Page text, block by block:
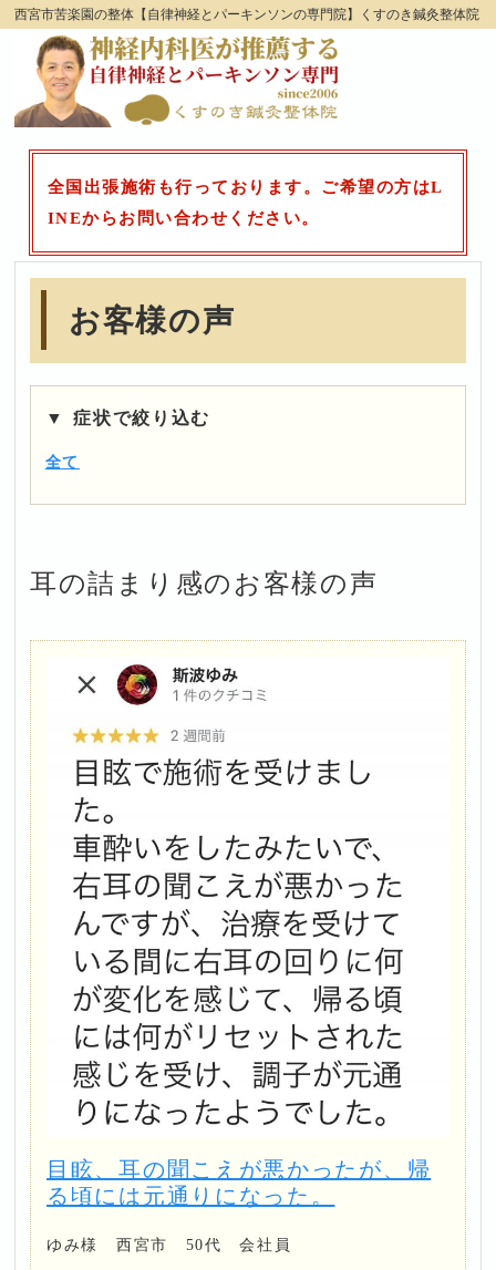
西宮市苦楽園の整体【自律神経とパーキンソンの専門院】くすのき鍼灸整体院
全国出張施術も行っております。ご希望の方はL
INEからお問い合わせください。
お客様の声
症状で絞り込む
全て
耳の詰まり感のお客様の声
目眩、耳の聞こえが悪かったが、帰
る頃には元通りになった。
ゆみ様 西宮市 50代 会社員